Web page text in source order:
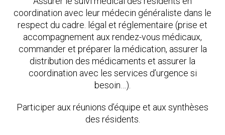
coordination avec leur médecin généraliste dans le
respect du cadre. légal et réglementaire (prise et
accompagnement aux rendez-vous médicaux,
commander et préparer la médication, assurer la
distribution des médicaments et assurer la
coordination avec les services d’urgence si
besoin…).
Participer aux réunions d’équipe et aux synthèses
des résidents.